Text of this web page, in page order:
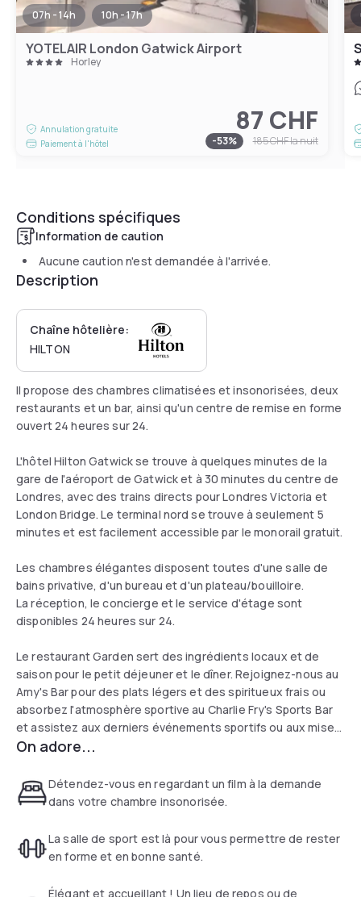
07h - 14h 10h - 17h
YOTELAIR London Gatwick Airport
Horley
Annulation gratuite
Paiement à l'hôtel
87 CHF
-53% 185 CHFla nuit
Conditions spécifiques
Information de caution
Aucune caution n'est demandée à l'arrivée.
Description
Chaîne hôtelière:
HILTON
Il propose des chambres climatisées et insonorisées, deux
restaurants et un bar, ainsi qu'un centre de remise en forme
ouvert 24 heures sur 24.
L'hôtel Hilton Gatwick se trouve à quelques minutes de la
gare de l'aéroport de Gatwick et à 30 minutes du centre de
Londres, avec des trains directs pour Londres Victoria et
London Bridge. Le terminal nord se trouve à seulement 5
minutes et est facilement accessible par le monorail gratuit.
Les chambres élégantes disposent toutes d'une salle de
bains privative, d'un bureau et d'un plateau/bouilloire.
La réception, le concierge et le service d'étage sont
disponibles 24 heures sur 24.
Le restaurant Garden sert des ingrédients locaux et de
saison pour le petit déjeuner et le dîner. Rejoignez-nous au
Amy's Bar pour des plats légers et des spiritueux frais ou
absorbez l'atmosphère sportive au Charlie Fry's Sports Bar
et assistez aux derniers événements sportifs ou aux mises
à jour de dans l'environnement récemment rénové.
On adore...
Détendez-vous en regardant un film à la demande
dans votre chambre insonorisée.
La salle de sport est là pour vous permettre de rester
en forme et en bonne santé.
Élégant et accueillant ! Un lieu de repos ou de